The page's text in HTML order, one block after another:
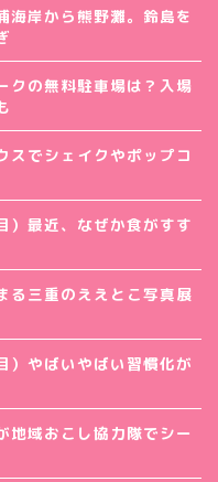
海岸から熊野灘。鈴島を
クの無料駐車場は？入場
スでシェイクやポップコ
）最近、なぜか食がすす
る三重のええとこ写真展
）やばいやばい習慣化が
地域おこし協力隊でシー